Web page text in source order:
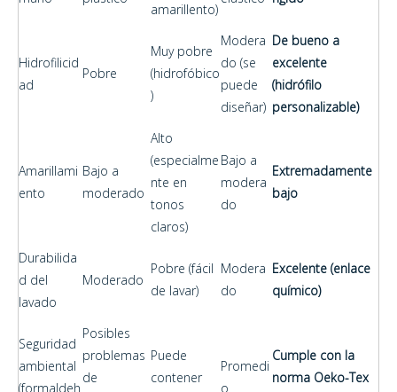
amarillento)
Hidrofilicid
ad
Pobre
Muy pobre
(hidrofóbico
)
Modera
do (se
puede
diseñar)
De bueno a
excelente
(hidrófilo
personalizable)
Amarillami
ento
Bajo a
moderado
Alto
(especialme
nte en
tonos
claros)
Bajo a
modera
do
Extremadamente
bajo
Durabilida
d del
lavado
Moderado
Pobre (fácil
de lavar)
Modera
do
Excelente (enlace
químico)
Seguridad
ambiental
(formaldeh
Posibles
problemas
de
Puede
contener
Promedi
o
Cumple con la
norma Oeko-Tex